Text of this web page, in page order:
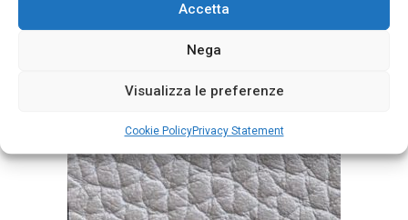
Accetta
Nega
Visualizza le preferenze
Cookie PolicyPrivacy Statement